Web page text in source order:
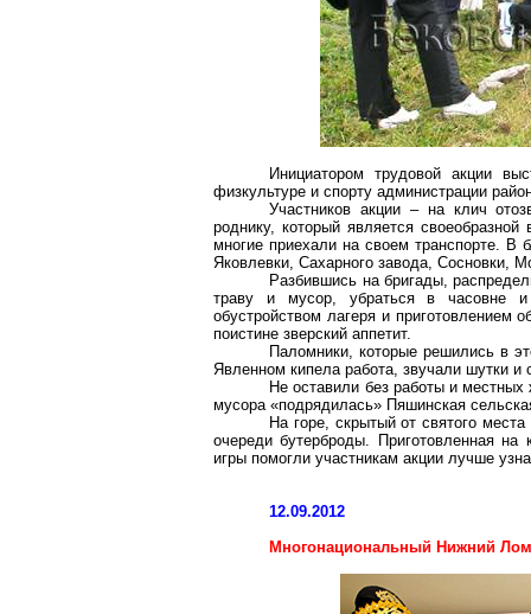
Инициатором трудовой акции
физкультуре и спорту администрации
Участников акции – на клич
роднику, который является
многие приехали на своем транспорте. В
Яковлевки, Сахарного завода, Сосновки,
Разбившись на бригады,
траву и мусор, убраться в часовне и
обустройством лагеря и приготовлением
поистине зверский аппетит.
Паломники, которые решились в
Явленном кипела работа, звучали шутки
Не оставили без работы и местных
мусора «подрядилась» Пяшинская
На горе, скрытый от святого
очереди бутерброды. Приготовленная на
игры помогли участникам акции лучше
12.09.2012
Многонациональный Нижний